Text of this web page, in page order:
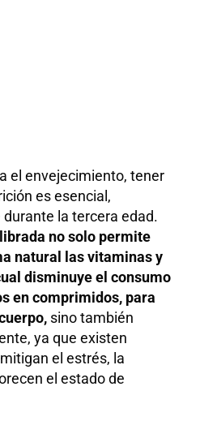
el envejecimiento, tener
es esencial,
la tercera edad.
no solo permite
natural las vitaminas y
disminuye el consumo
en comprimidos, para
sino también
ya que existen
el estrés, la
el estado de